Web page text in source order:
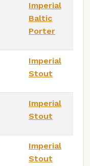
Imperial
Baltic
Porter
Imperial
Stout
Imperial
Stout
Imperial
Stout